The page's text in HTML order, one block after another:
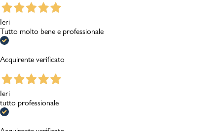
Ieri
Tutto molto bene e professionale
Acquirente verificato
Ieri
tutto professionale